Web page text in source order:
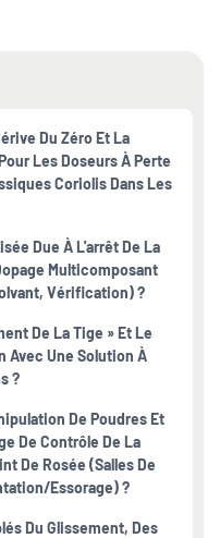
Du Zéro Et La
Les Doseurs À Perte
Coriolis Dans Les
Due À L'arrêt De La
Multicomposant
Vérification) ?
De La Tige » Et Le
Avec Une Solution À
?
De Poudres Et
De Contrôle De La
De Rosée (salles De
essorage) ?
Du Glissement, Des